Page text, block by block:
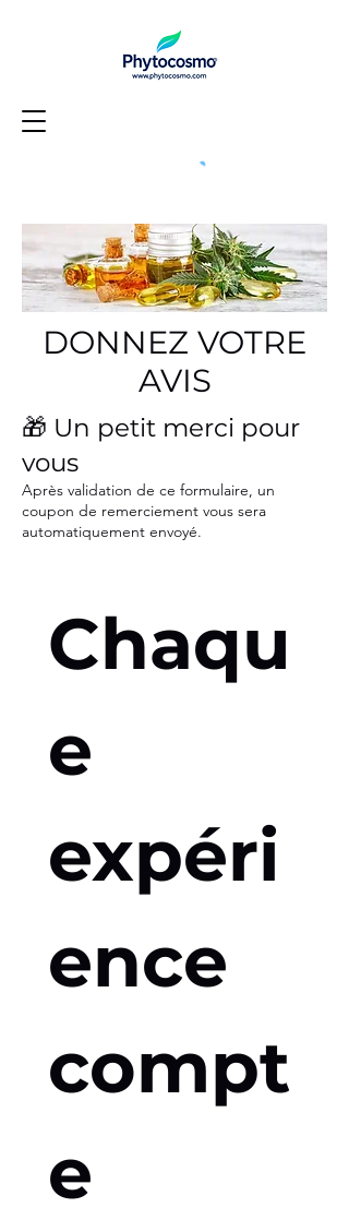
DONNEZ VOTRE
AVIS
🎁 Un petit merci pour
vous
Après validation de ce formulaire, un
coupon de remerciement vous sera
automatiquement envoyé.
Chaqu
e
expéri
ence
compt
e